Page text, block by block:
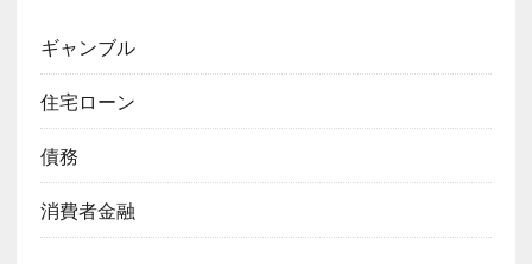
ギャンブル
住宅ローン
債務
消費者金融